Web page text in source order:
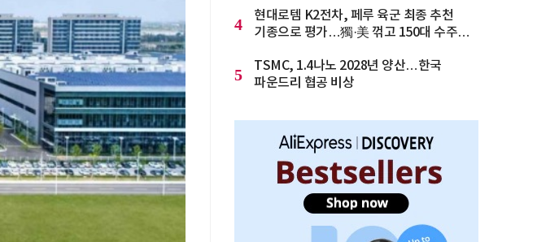
4
현대로템 K2전차, 페루 육군 최종 추천
기종으로 평가…獨·美 꺾고 150대 수주
5
TSMC, 1.4나노 2028년 양산…한국
파운드리 협공 비상